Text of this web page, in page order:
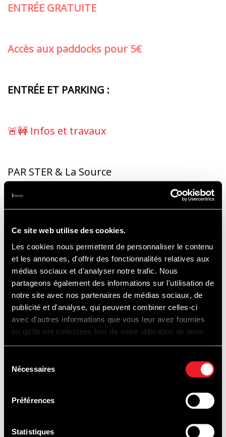
Ce site web utilise des cookies.
Les cookies nous permettent de personnaliser le contenu
et les annonces, d'offrir des fonctionnalités relatives aux
médias sociaux et d'analyser notre trafic. Nous
partageons également des informations sur l'utilisation de
notre site avec nos partenaires de médias sociaux, de
publicité et d'analyse, qui peuvent combiner celles-ci
avec d'autres informations que vous leur avez fournies
ou qu'ils ont collectées lors de votre utilisation de leurs
services.
Nécessaires
Préférences
Statistiques
ENTRÉE GRATUITE
Accès aux paddocks pour 5€
ENTRÉE ET PARKING :
🚨🚧 Infos et travaux
PAR STER & La Source
PARKING P1,P2
Auto 12 € / jour, Moto 10 € / jour,en vente
sur place uniquement, paiement par carte
uniquement.
GRATUIT LE VENDREDI
CAMPING :